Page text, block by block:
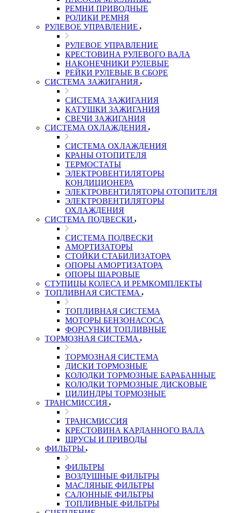
РЕМНИ ПРИВОДНЫЕ
РОЛИКИ РЕМНЯ
РУЛЕВОЕ УПРАВЛЕНИЕ
РУЛЕВОЕ УПРАВЛЕНИЕ
КРЕСТОВИНА РУЛЕВОГО ВАЛА
НАКОНЕЧНИКИ РУЛЕВЫЕ
РЕЙКИ РУЛЕВЫЕ В СБОРЕ
СИСТЕМА ЗАЖИГАНИЯ
СИСТЕМА ЗАЖИГАНИЯ
КАТУШКИ ЗАЖИГАНИЯ
СВЕЧИ ЗАЖИГАНИЯ
СИСТЕМА ОХЛАЖДЕНИЯ
СИСТЕМА ОХЛАЖДЕНИЯ
КРАНЫ ОТОПИТЕЛЯ
ТЕРМОСТАТЫ
ЭЛЕКТРОВЕНТИЛЯТОРЫ
КОНДИЦИОНЕРА
ЭЛЕКТРОВЕНТИЛЯТОРЫ ОТОПИТЕЛЯ
ЭЛЕКТРОВЕНТИЛЯТОРЫ
ОХЛАЖДЕНИЯ
СИСТЕМА ПОДВЕСКИ
СИСТЕМА ПОДВЕСКИ
АМОРТИЗАТОРЫ
СТОЙКИ СТАБИЛИЗАТОРА
ОПОРЫ АМОРТИЗАТОРА
ОПОРЫ ШАРОВЫЕ
СТУПИЦЫ КОЛЕСА И РЕМКОМПЛЕКТЫ
ТОПЛИВНАЯ СИСТЕМА
ТОПЛИВНАЯ СИСТЕМА
МОТОРЫ БЕНЗОНАСОСА
ФОРСУНКИ ТОПЛИВНЫЕ
ТОРМОЗНАЯ СИСТЕМА
ТОРМОЗНАЯ СИСТЕМА
ДИСКИ ТОРМОЗНЫЕ
КОЛОДКИ ТОРМОЗНЫЕ БАРАБАННЫЕ
КОЛОДКИ ТОРМОЗНЫЕ ДИСКОВЫЕ
ЦИЛИНДРЫ ТОРМОЗНЫЕ
ТРАНСМИССИЯ
ТРАНСМИССИЯ
КРЕСТОВИНА КАРДАННОГО ВАЛА
ШРУСЫ И ПРИВОДЫ
ФИЛЬТРЫ
ФИЛЬТРЫ
ВОЗДУШНЫЕ ФИЛЬТРЫ
МАСЛЯНЫЕ ФИЛЬТРЫ
САЛОННЫЕ ФИЛЬТРЫ
ТОПЛИВНЫЕ ФИЛЬТРЫ